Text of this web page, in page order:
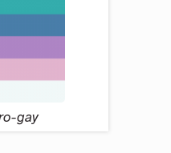
gay